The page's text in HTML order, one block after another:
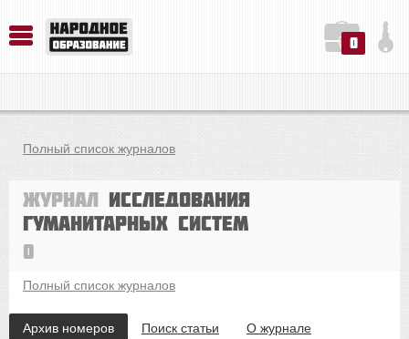
0
Полный список журналов
Журнал Исследования
гуманитарных систем
0
Полный список журналов
Архив номеров Поиск статьи О журнале